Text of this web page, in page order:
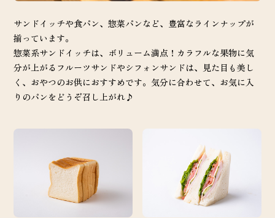
サンドイッチや食パン、惣菜パンなど、豊富なラインナップが
揃っています。
惣菜系サンドイッチは、ボリューム満点！カラフルな果物に気
分が上がるフルーツサンドやシフォンサンドは、見た目も美し
く、おやつのお供におすすめです。気分に合わせて、お気に入
りのパンをどうぞ召し上がれ♪